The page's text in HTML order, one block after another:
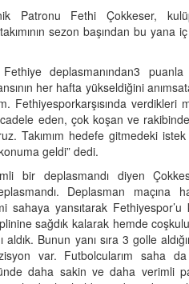
Patronu Fethi Çokkeser,
sezon başından bu yana
deplasmanından3 puanla
her hafta yükseldiğini
Fethiyesporkarşısında verdikleri
eden, çok koşan ve
Takımım hedefe gitmedeki
geldi” dedi.
bir deplasmandı diyen
Deplasman maçına
sahaya yansıtarak
sağdık kalarak hemde
Bunun yanı sıra 3 golle
var. Futbolcularım saha
daha sakin ve daha verimli